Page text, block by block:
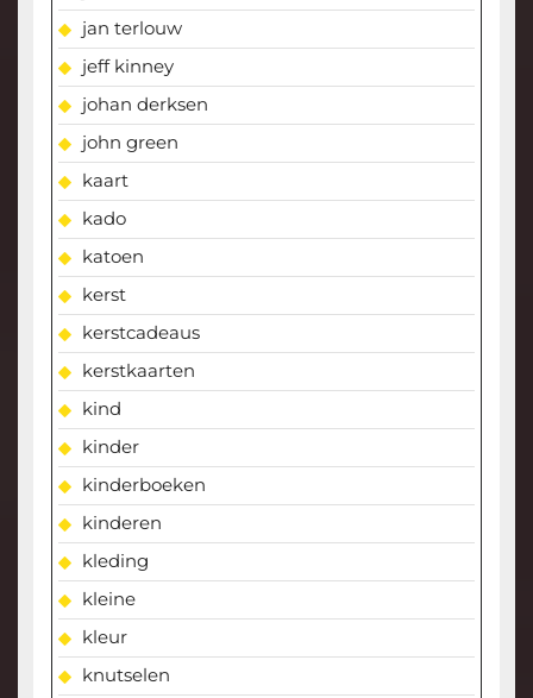
jan terlouw
jeff kinney
johan derksen
john green
kaart
kado
katoen
kerst
kerstcadeaus
kerstkaarten
kind
kinder
kinderboeken
kinderen
kleding
kleine
kleur
knutselen